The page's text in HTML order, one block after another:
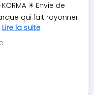
KORMA ✴️ Envie de
qui fait rayonner
Lire la suite